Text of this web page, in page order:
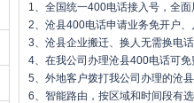
1、全国统一400电话接入号，全
2、沧县400电话申请业务免开户
3、沧县企业搬迁、换人无需换电
4、在我公司办理沧县400电话可
5、外地客户拨打我公司办理的沧
6、智能路由，按区域和时间段有